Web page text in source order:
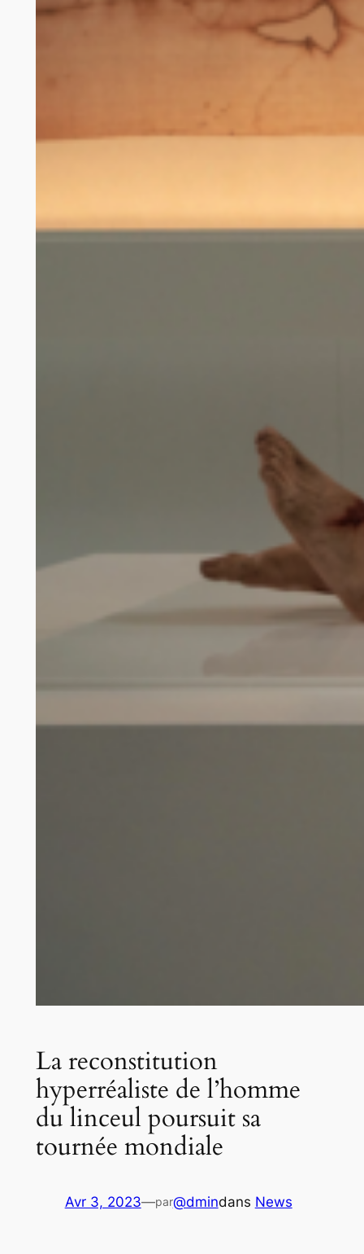
La reconstitution
hyperréaliste de l’homme
du linceul poursuit sa
tournée mondiale
Avr 3, 2023—par@dmindans News